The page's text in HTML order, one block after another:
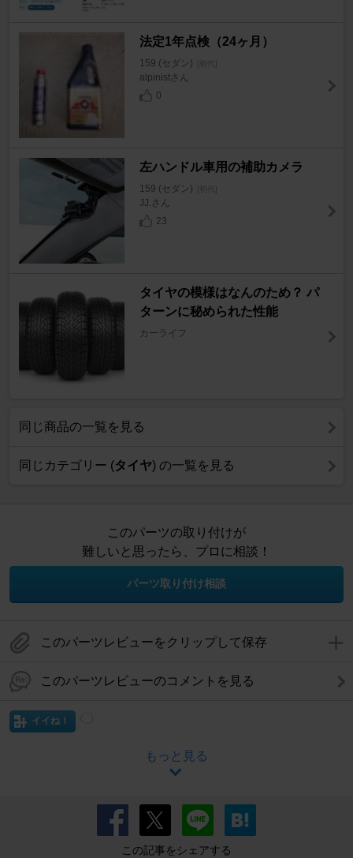
法定1年点検（24ヶ月）
159 (セダン) [初代]
alpinistさん
0
左ハンドル車用の補助カメラ
159 (セダン) [初代]
JJ.さん
23
タイヤの模様はなんのため？ パ
ターンに秘められた性能
カーライフ
同じ商品の一覧を見る
同じカテゴリー (タイヤ) の一覧を見る
このパーツの取り付けが
難しいと思ったら、プロに相談！
パーツ取り付け相談
このパーツレビューをクリップして保存
このパーツレビューのコメントを見る
イイね！
もっと見る
この記事をシェアする